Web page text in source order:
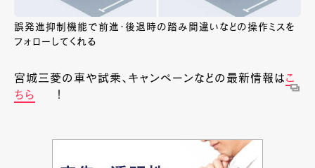
誤発進抑制機能で前進・後退時の踏み間違いなどの操作ミスを
フォローしてくれる
宮城三菱の車や試乗、キャンペーンなどの最新情報はこ
ちら
！